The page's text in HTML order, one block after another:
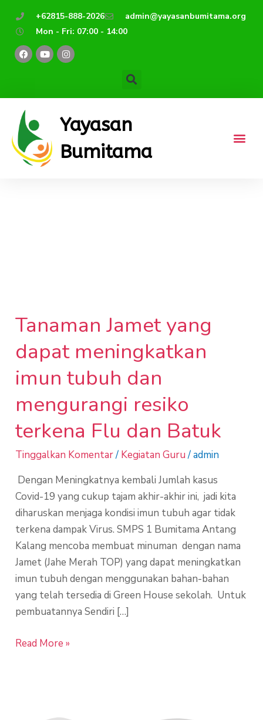
+62815-888-2026
admin@yayasanbumitama.org
Mon - Fri: 07:00 - 14:00
F
a
c
o
k
Y
o
u
e
I
n
s
r
m
Yayasan
Bumitama
Tanaman Jamet yang
dapat meningkatkan
imun tubuh dan
mengurangi resiko
terkena Flu dan Batuk
Tinggalkan Komentar/ Kegiatan Guru/admin
Dengan Meningkatnya kembali Jumlah kasus
Covid-19 yang cukup tajam akhir-akhir ini, jadi kita
diharuskan menjaga kondisi imun tubuh agar tidak
terkena dampak Virus. SMPS 1 Bumitama Antang
Kalang mencoba membuat minuman dengan nama
Jamet (Jahe Merah TOP) yang dapat meningkatkan
imun tubuh dengan menggunakan bahan-bahan
yang telah tersedia di Green House sekolah. Untuk
pembuatannya Sendiri […]
Tanaman
Jamet
yang
dapat
meningkatkan
imun
dan
mengurangi
terkena
Flu
dan
Batuk
Read More »